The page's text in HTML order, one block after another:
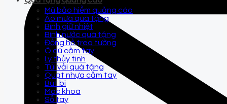
Mũ bảo hiểm quảng cáo
Áo mưa quà tặng
Bình giữ nhiệt
Bình nước quà tặng
Đồng hồ treo tường
Ô dù cầm tay
Ly thủy tinh
Túi vải quà tặng
Quạt nhựa cầm tay
Bút bi
Móc khoá
Sổ tay